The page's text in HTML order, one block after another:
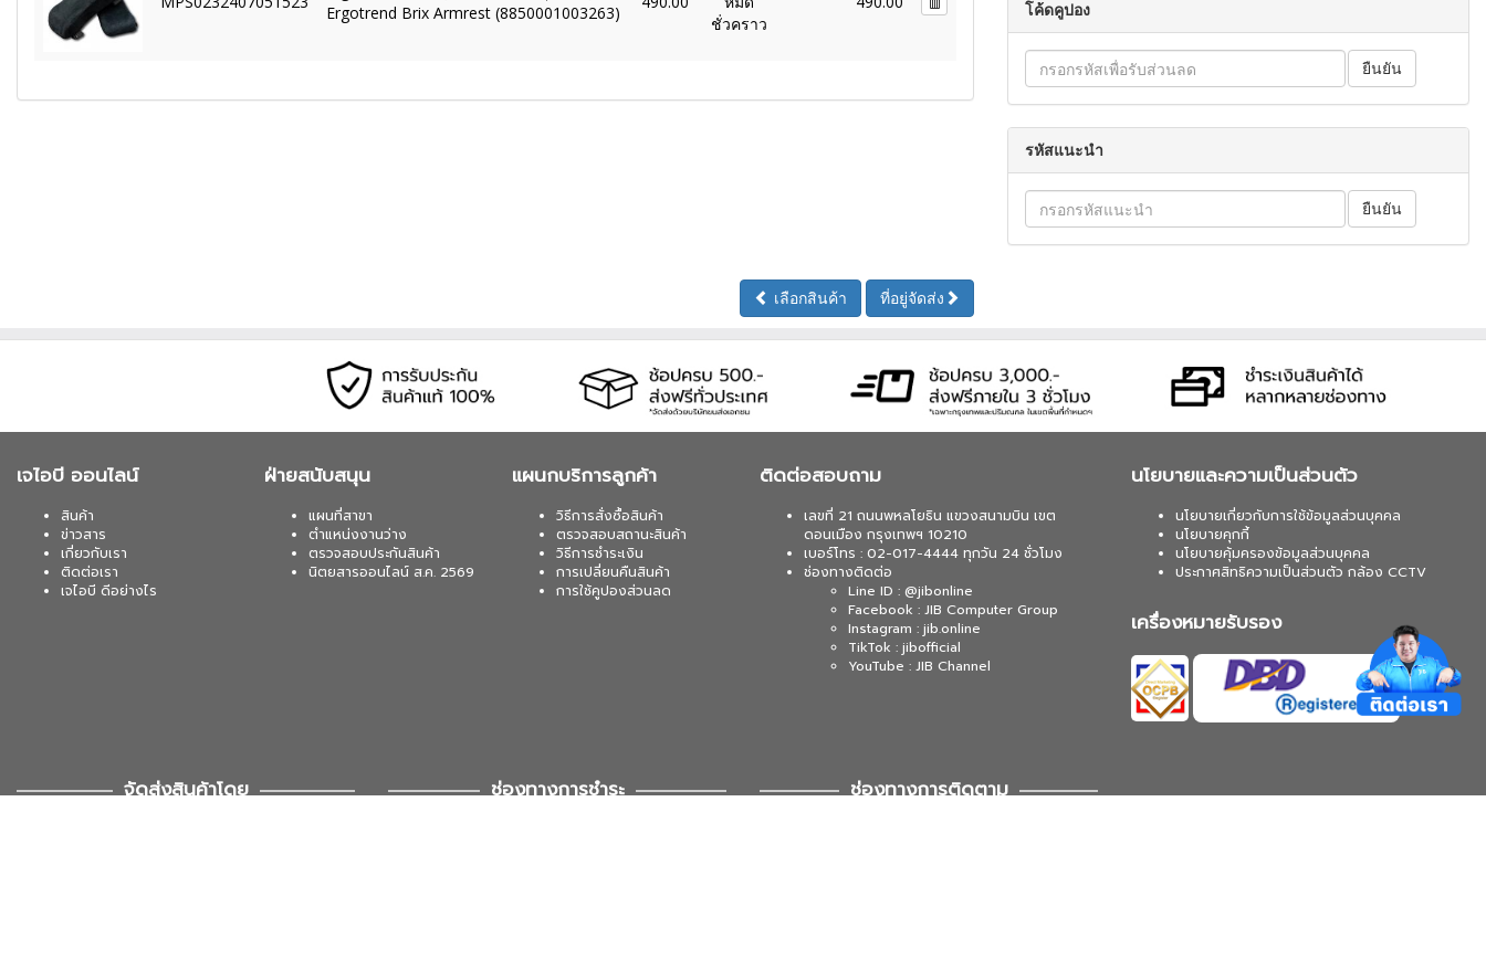
Ergotrend Brix Armrest (8850001003263)
ชั่วคราว
โค้ดคูปอง
รหัสแนะนำ
เลือกสินค้า ที่อยู่จัดส่ง
เจไอบี ออนไลน์
สินค้า
ข่าวสาร
เกี่ยวกับเรา
ติดต่อเรา
เจไอบี ดีอย่างไร
ฝ่ายสนับสนุน
แผนที่สาขา
ตำแหน่งงานว่าง
ตรวจสอบประกันสินค้า
นิตยสารออนไลน์ ส.ค. 2569
แผนกบริการลูกค้า
วิธีการสั่งซื้อสินค้า
ตรวจสอบสถานะสินค้า
วิธีการชำระเงิน
การเปลี่ยนคืนสินค้า
การใช้คูปองส่วนลด
ติดต่อสอบถาม
เลขที่ 21 ถนนพหลโยธิน แขวงสนามบิน เขต
ดอนเมือง กรุงเทพฯ 10210
เบอร์โทร : 02-017-4444 ทุกวัน 24 ชั่วโมง
ช่องทางติดต่อ
Line ID : @jibonline
Facebook : JIB Computer Group
Instagram : jib.online
TikTok : jibofficial
YouTube : JIB Channel
นโยบายและความเป็นส่วนตัว
นโยบายเกี่ยวกับการใช้ข้อมูลส่วนบุคคล
นโยบายคุกกี้
นโยบายคุ้มครองข้อมูลส่วนบุคคล
ประกาศสิทธิความเป็นส่วนตัว กล้อง CCTV
เครื่องหมายรับรอง
จัดส่งสินค้าโดย ช่องทางการชำระ ช่องทางการติดตาม